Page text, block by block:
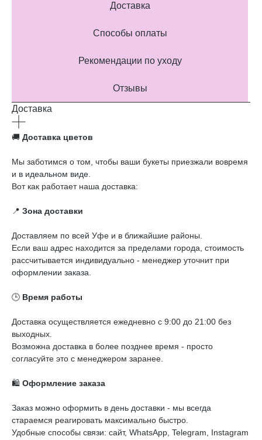
Доставка
Способы оплаты
Рекомендации по уходу
Отзывы
Доставка
🚚 Доставка цветов
Мы заботимся о том, чтобы ваши букеты приезжали вовремя
и в идеальном виде.
Вот как работает наша доставка:
📍 Зона доставки
Доставляем по всей Уфе и в ближайшие районы.
Если ваш адрес находится за пределами города, стоимость
рассчитывается индивидуально - менеджер уточнит при
оформлении заказа.
🕒 Время работы
Доставка осуществляется ежедневно с 9:00 до 21:00 без
выходных.
Возможна доставка в более позднее время - просто
согласуйте это с менеджером заранее.
🛍️ Оформление заказа
Заказ можно оформить в день доставки - мы всегда
стараемся реагировать максимально быстро.
Удобные способы связи: сайт, WhatsApp, Telegram, Instagram